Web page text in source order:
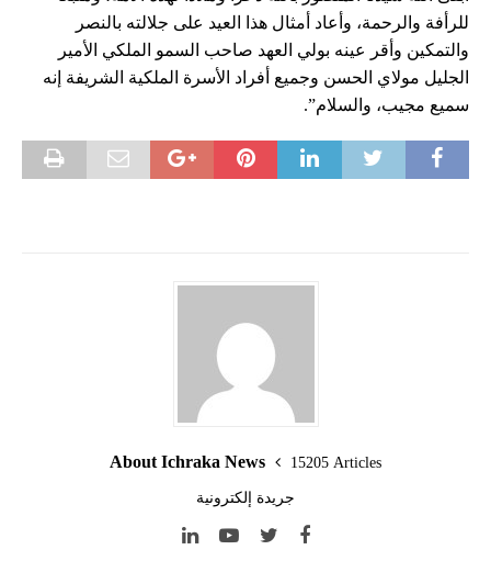
للرأفة والرحمة، وأعاد أمثال هذا العيد على جلالته بالنصر
والتمكين وأقر عينه بولي العهد صاحب السمو الملكي الأمير
الجليل مولاي الحسن وجميع أفراد الأسرة الملكية الشريفة إنه
سميع مجيب، والسلام”.
About Ichraka News 15205 Articles
جريدة إلكترونية